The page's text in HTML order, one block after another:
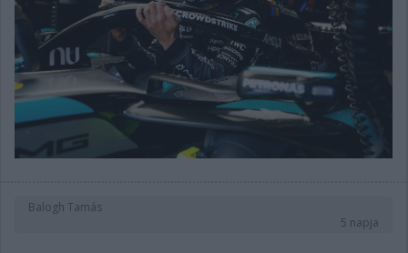
Balogh Tamás
5 napja